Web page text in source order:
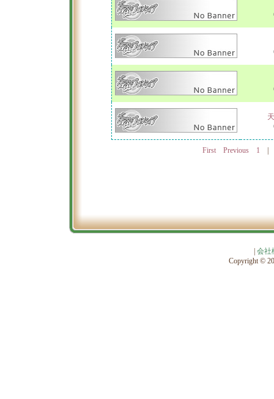
First Previous 1
会社
Copyright ©